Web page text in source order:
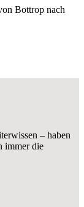
Bottrop nach
– haben
immer die